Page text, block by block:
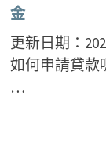
金
更新日期：
如何申請貸款
…